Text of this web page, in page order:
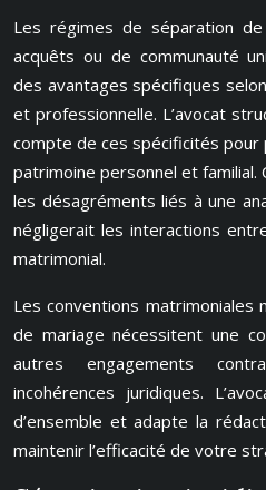
Les régimes de séparation
acquêts ou de communauté
des avantages spécifiques
et professionnelle. L’avocat
compte de ces spécificités
patrimoine personnel et
les désagréments liés à une
négligerait les interactions
matrimonial.
Les conventions
de mariage nécessitent une
autres engagements
incohérences juridiques.
d’ensemble et adapte la
maintenir l’efficacité de votre